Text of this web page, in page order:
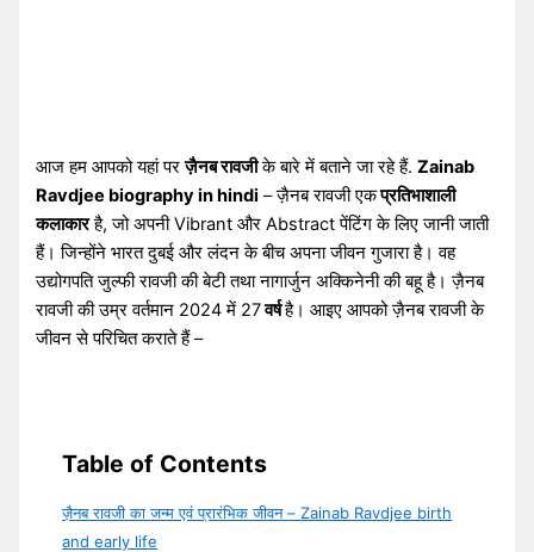
आज हम आपको यहां परज़ैनब रावजीके बारे में बताने जा रहे हैं.Zainab
Ravdjee biography in hindi – ज़ैनब रावजी एकप्रतिभाशाली
कलाकारहै, जो अपनी Vibrant और Abstract पेंटिंग के लिए जानी जाती
हैं। जिन्होंने भारत दुबई और लंदन के बीच अपना जीवन गुजारा है। वह
उद्योगपति जुल्फी रावजी की बेटी तथा नागार्जुन अक्किनेनी की बहू है। ज़ैनब
रावजी की उम्र वर्तमान 2024 में 27वर्षहै। आइए आपको ज़ैनब रावजी के
जीवन से परिचित कराते हैं –
Table of Contents
ज़ैनब रावजी का जन्म एवं प्रारंभिक जीवन – Zainab Ravdjee birth
and early life